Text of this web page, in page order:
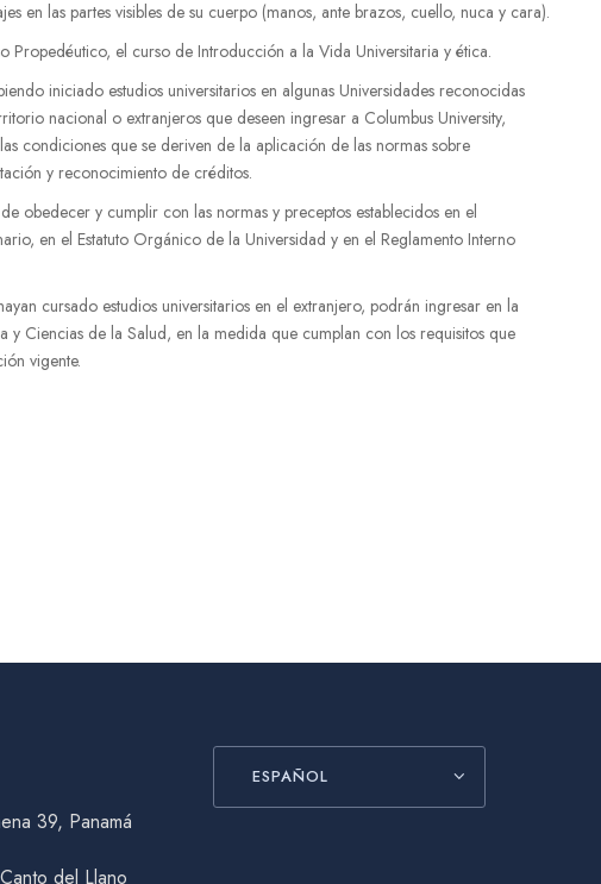
en las partes visibles de su cuerpo (manos, ante brazos, cuello, nuca y cara).
Propedéutico, el curso de Introducción a la Vida Universitaria y ética.
iniciado estudios universitarios en algunas Universidades reconocidas
nacional o extranjeros que deseen ingresar a Columbus University,
condiciones que se deriven de la aplicación de las normas sobre
y reconocimiento de créditos.
obedecer y cumplir con las normas y preceptos establecidos en el
en el Estatuto Orgánico de la Universidad y en el Reglamento Interno
cursado estudios universitarios en el extranjero, podrán ingresar en la
y Ciencias de la Salud, en la medida que cumplan con los requisitos que
vigente.
39, Panamá
del Llano
ESPAÑOL